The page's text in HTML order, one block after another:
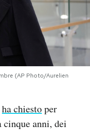
(AP Photo/Aurelien
ha chiestoper
cinque anni, dei